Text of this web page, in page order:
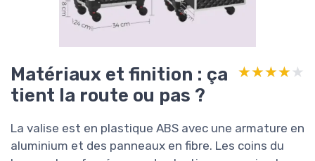
Matériaux et finition : ça
tient la route ou pas ?
★★★★★
★★★★★
La valise est en plastique ABS avec une armature en
aluminium et des panneaux en fibre. Les coins du